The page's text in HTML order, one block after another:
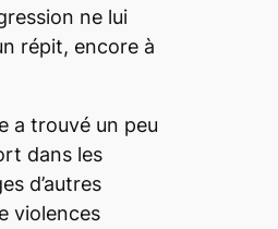
ne lui
répit, encore à
a trouvé un peu
dans les
d’autres
violences